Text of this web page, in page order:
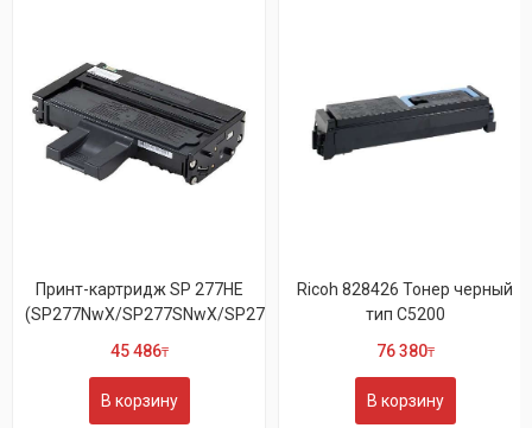
Принт-картридж SP 277HE
(SP277NwX/SP277SNwX/SP277SFNwX)
45 486₸
В корзину
Ricoh 828426 Тонер черный
тип C5200
76 380₸
В корзину